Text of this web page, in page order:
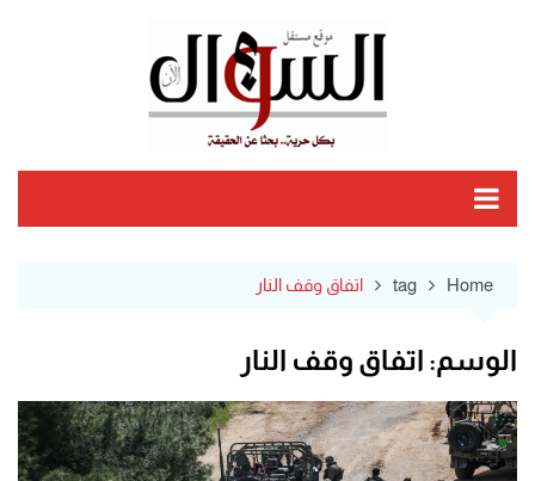
Home
tag اتفاق وقف النار
الوسم: اتفاق وقف النار